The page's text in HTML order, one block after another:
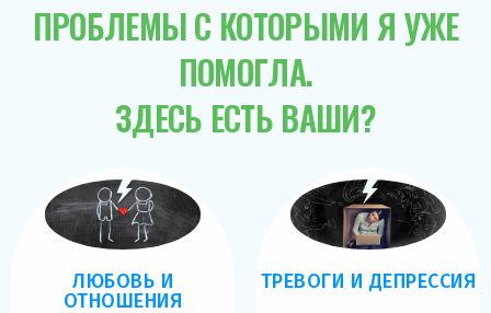
ПРОБЛЕМЫ С КОТОРЫМИ Я УЖЕ
ПОМОГЛА.
ЗДЕСЬ ЕСТЬ ВАШИ?
ЛЮБОВЬ И
ОТНОШЕНИЯ
ТРЕВОГИ И ДЕПРЕССИЯ